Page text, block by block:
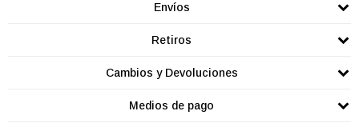
Envíos
Retiros
Cambios y Devoluciones
Medios de pago